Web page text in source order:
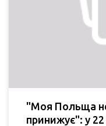
"Моя Польща не
принижує": у